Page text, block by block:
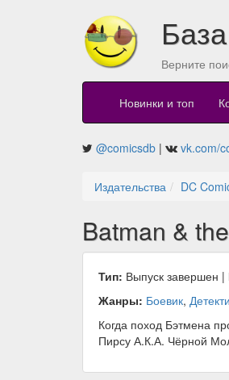
Верните
Новинки и топ
@comicsdb | vk.com/
Издательства DC
Batman &
Тип: Выпуск завершен |
Жанры: Боевик,
Когда поход Бэтмена
Пирсу А.К.А. Чёрной